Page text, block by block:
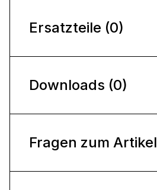
Ersatzteile (0)
Downloads (0)
Fragen zum Artikel